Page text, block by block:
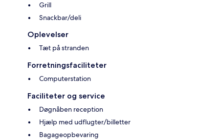
Grill
Snackbar/deli
Oplevelser
Tæt på stranden
Forretningsfaciliteter
Computerstation
Faciliteter og service
Døgnåben reception
Hjælp med udflugter/billetter
Bagageopbevaring